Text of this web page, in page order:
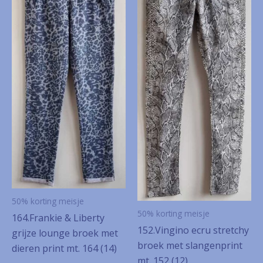
50% korting meisje
164.Frankie & Liberty
grijze lounge broek met
dieren print mt. 164 (14)
50% korting meisje
152.Vingino ecru stretchy
broek met slangenprint
mt. 152 (12)